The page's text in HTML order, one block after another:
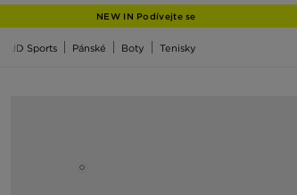
JD
NEW IN Podívejte se
JD Sports Pánské Boty Tenisky